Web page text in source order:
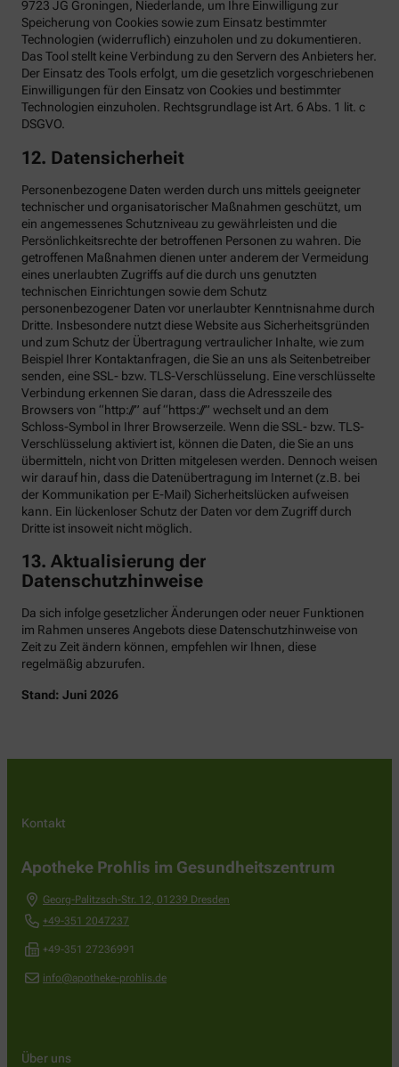
9723 JG Groningen, Niederlande, um Ihre Einwilligung zur
Speicherung von Cookies sowie zum Einsatz bestimmter
Technologien (widerruflich) einzuholen und zu dokumentieren.
Das Tool stellt keine Verbindung zu den Servern des Anbieters her.
Der Einsatz des Tools erfolgt, um die gesetzlich vorgeschriebenen
Einwilligungen für den Einsatz von Cookies und bestimmter
Technologien einzuholen. Rechtsgrundlage ist Art. 6 Abs. 1 lit. c
DSGVO.
12. Datensicherheit
Personenbezogene Daten werden durch uns mittels geeigneter
technischer und organisatorischer Maßnahmen geschützt, um
ein angemessenes Schutzniveau zu gewährleisten und die
Persönlichkeitsrechte der betroffenen Personen zu wahren. Die
getroffenen Maßnahmen dienen unter anderem der Vermeidung
eines unerlaubten Zugriffs auf die durch uns genutzten
technischen Einrichtungen sowie dem Schutz
personenbezogener Daten vor unerlaubter Kenntnisnahme durch
Dritte. Insbesondere nutzt diese Website aus Sicherheitsgründen
und zum Schutz der Übertragung vertraulicher Inhalte, wie zum
Beispiel Ihrer Kontaktanfragen, die Sie an uns als Seitenbetreiber
senden, eine SSL- bzw. TLS-Verschlüsselung. Eine verschlüsselte
Verbindung erkennen Sie daran, dass die Adresszeile des
Browsers von “http://” auf “https://” wechselt und an dem
Schloss-Symbol in Ihrer Browserzeile. Wenn die SSL- bzw. TLS-
Verschlüsselung aktiviert ist, können die Daten, die Sie an uns
übermitteln, nicht von Dritten mitgelesen werden. Dennoch weisen
wir darauf hin, dass die Datenübertragung im Internet (z.B. bei
der Kommunikation per E-Mail) Sicherheitslücken aufweisen
kann. Ein lückenloser Schutz der Daten vor dem Zugriff durch
Dritte ist insoweit nicht möglich.
13. Aktualisierung der
Datenschutzhinweise
Da sich infolge gesetzlicher Änderungen oder neuer Funktionen
im Rahmen unseres Angebots diese Datenschutzhinweise von
Zeit zu Zeit ändern können, empfehlen wir Ihnen, diese
regelmäßig abzurufen.
Stand: Juni 2026
Kontakt
Apotheke Prohlis im Gesundheitszentrum
Georg-Palitzsch-Str. 12, 01239 Dresden
+49-351 2047237
+49-351 27236991
info@apotheke-prohlis.de
Über uns